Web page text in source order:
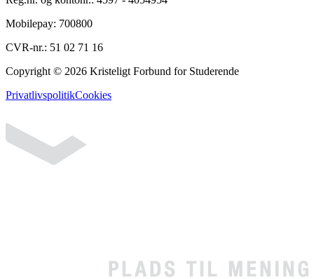
Mobilepay: 700800
CVR-nr.: 51 02 71 16
Copyright © 2026 Kristeligt Forbund for Studerende
PrivatlivspolitikCookies